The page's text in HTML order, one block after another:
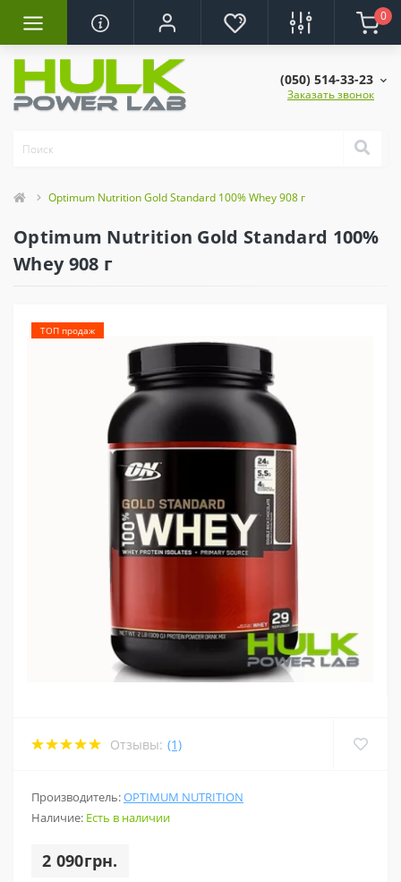
0
(050) 514-33-23
Заказать звонок
Optimum Nutrition Gold Standard 100% Whey 908 г
Optimum Nutrition Gold Standard 100%
Whey 908 г
ТОП продаж
Отзывы: (1)
Производитель:OPTIMUM NUTRITION
Наличие: Есть в наличии
2 090грн.